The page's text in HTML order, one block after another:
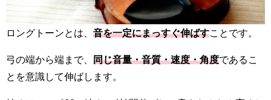
ロングトーンとは、 音を一定にまっすぐ伸ばす ことです。
弓の端から端まで、 同じ音量・音質・速度・角度であるこ
とを意識して伸ばします。